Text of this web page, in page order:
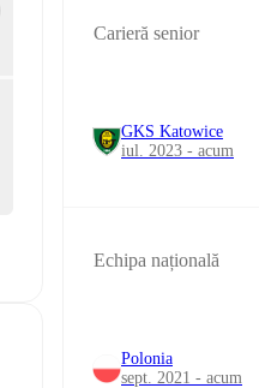
Carieră senior
GKS Katowice
iul. 2023 - acum
Echipa națională
Polonia
sept. 2021 - acum